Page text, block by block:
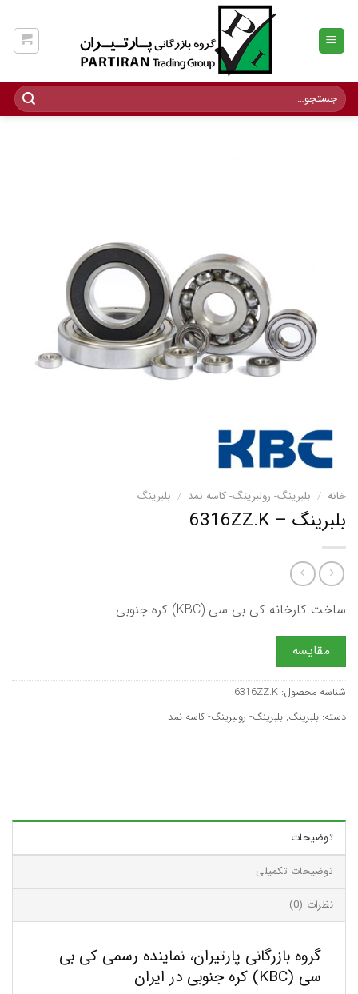
content
جستجو
برای:
خانه / بلبرینگ- رولبرینگ- کاسه نمد / بلبرینگ
بلبرینگ – 6316ZZ.K
ساخت کارخانه کی بی سی (KBC) کره جنوبی
مقایسه
شناسه محصول: 6316ZZ.K
دسته: بلبرینگ, بلبرینگ- رولبرینگ- کاسه نمد
توضیحات
توضیحات تکمیلی
نظرات (0)
گروه بازرگانی پارتیران، نماینده رسمی کی بی
سی (KBC) کره جنوبی در ایران